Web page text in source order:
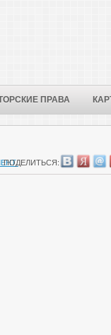
ПРАВА
ПОДЕЛИТЬСЯ: